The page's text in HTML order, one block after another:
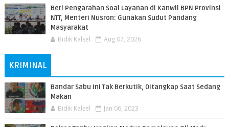
Beri Pengarahan Soal Layanan di Kanwil BPN Provinsi
NTT, Menteri Nusron: Gunakan Sudut Pandang
Masyarakat
Bidik Kalsel Aug 07, 2026
KRIMINAL
Bandar Sabu Ini Tak Berkutik, Ditangkap Saat Sedang
Makan
Bidik Kalsel Jan 06, 2023